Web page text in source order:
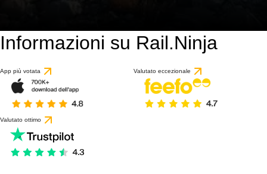
Informazioni su Rail.Ninja
App più votata Valutato eccezionale
Valutato ottimo